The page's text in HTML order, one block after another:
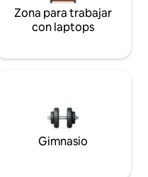
Zona para trabajar
con laptops
Gimnasio